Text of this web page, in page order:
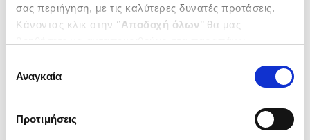
σας περιήγηση, με τις καλύτερες δυνατές προτάσεις.
Κάνοντας κλικ στην ‘’Αποδοχή όλων’’ θα μας
ενδιαφέρουν και να επιλέξετε από τα παρακάτω με την
΄΄και να ενημερωθείτε σχετικά με
συγκατάθεσης
Αναγκαία
Προτιμήσεις